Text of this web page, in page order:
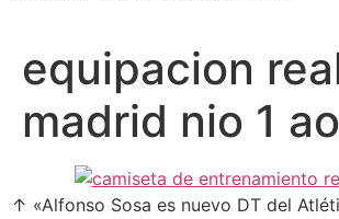
equipacion
madrid nio 1 ao
↑ «Alfonso Sosa es nuevo DT del